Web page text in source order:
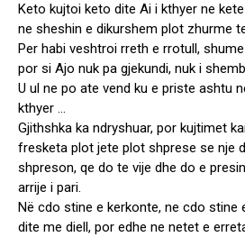
Keto kujtoi keto dite Ai i kthyer ne
ne sheshin e dikurshem plot zhurme
Per habi veshtroi rreth e rrotull,
por si Ajo nuk pa gjekundi, nuk i
U ul ne po ate vend ku e priste ashtu
kthyer …
Gjithshka ka ndryshuar, por kujtimet
fresketa plot jete plot shprese se nje
shpreson, qe do te vije dhe do e
arrije i pari.
Në cdo stine e kerkonte, ne cdo stine
dite me diell, por edhe ne netet e